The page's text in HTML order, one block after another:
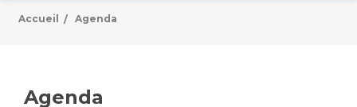
Emploi / formation
Accueil / Agenda
Agenda